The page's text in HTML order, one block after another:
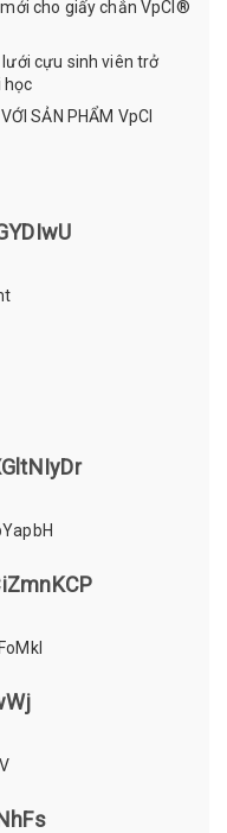
cho giấy chắn VpCI®
cựu sinh viên trở
học
SẢN PHẨM VpCI